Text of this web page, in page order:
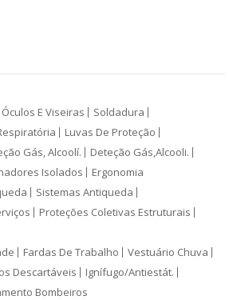
Óculos E Viseiras
Soldadura
Luvas De Proteção
Gás, Alcoolí.
Deteção Gás,Alcooli.
Isolados Ergonomia
Sistemas Antiqueda
Proteções Coletivas Estruturais
Fardas De Trabalho
Vestuário Chuva
Descartáveis
Ignífugo/Antiestát.
Bombeiros